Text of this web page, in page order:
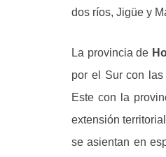
dos ríos, Jigüe y
La provincia de
por el Sur con
Este con la
extensión
se asientan en